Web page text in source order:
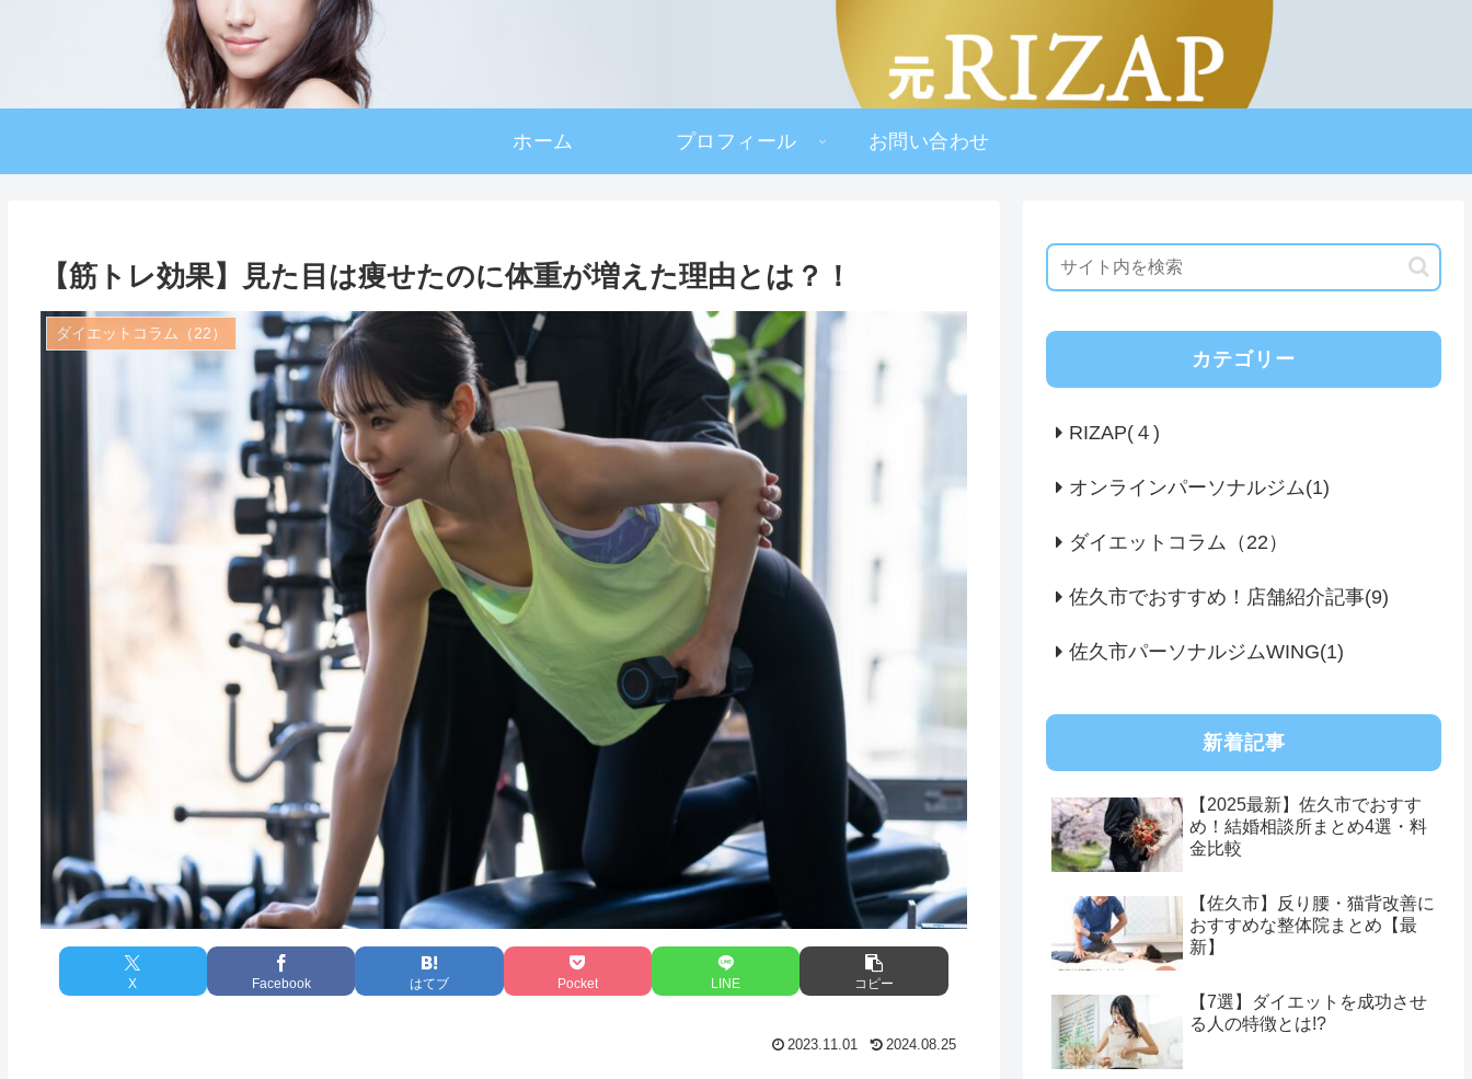
ホーム プロフィール お問い合わせ
【筋トレ効果】見た目は痩せたのに体重が増えた理由とは？！
ダイエットコラム（22）
X Facebook はてブ Pocket LINE コピー
2023.11.01 2024.08.25
カテゴリー
RIZAP(４)
オンラインパーソナルジム(1)
ダイエットコラム（22）
佐久市でおすすめ！店舗紹介記事(9)
佐久市パーソナルジムWING(1)
新着記事
【2025最新】佐久市でおすす
め！結婚相談所まとめ4選・料
金比較
【佐久市】反り腰・猫背改善に
おすすめな整体院まとめ【最
新】
【7選】ダイエットを成功させ
る人の特徴とは!?